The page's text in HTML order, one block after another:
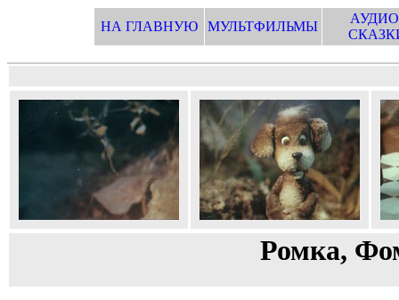
НА ГЛАВНУЮ МУЛЬТФИЛЬМЫ
Ромка,